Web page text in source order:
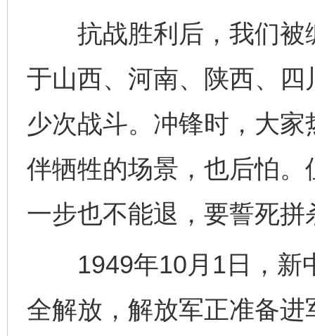
抗战胜利后，我们被
于山西、河南、陕西、
少次战斗。冲锋时，大
伴牺牲的场景，也后怕
一步也不能退，要誓死拼
1949年10月1日，新
全解放，解放军正准备